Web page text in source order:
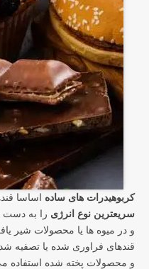
کربوهیدرات های ساده اساسا
سریعترین نوع انرژی را به دست
و در میوه ها یا محصولات شیر
قندهای فراوری شده یا تصفیه
و محصولات پخته شده استفاده